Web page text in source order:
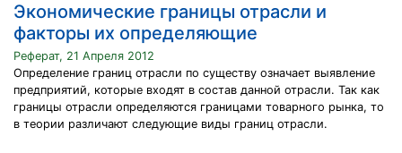
Экономические границы отрасли и
факторы их определяющие
Реферат, 21 Апреля 2012
Определение границ отрасли по существу означает выявление
предприятий, которые входят в состав данной отрасли. Так как
границы отрасли определяются границами товарного рынка, то
в теории различают следующие виды границ отрасли.